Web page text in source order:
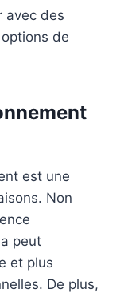
avec des
de
est une
Non
peut
et plus
De plus,